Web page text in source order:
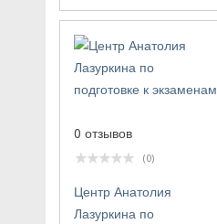
0 отзывов
(0)
Центр Анатолия
Лазуркина по